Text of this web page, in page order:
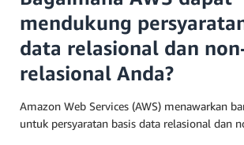
mendukung
data relasional dan
relasional Anda?
Amazon Web Services (AWS) menawarkan
untuk persyaratan basis data relasional dan